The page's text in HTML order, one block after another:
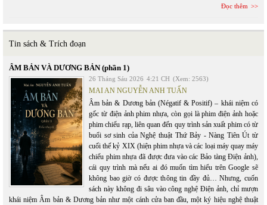
Đọc thêm
Tin sách & Trích đoạn
ÂM BẢN VÀ DƯƠNG BẢN (phần 1)
26 Tháng Sáu 2026 4:21 CH (Xem: 2563)
MAI AN NGUYỄN ANH TUẤN
Âm bản & Dương bản (Négatif & Positif) – khái niệm có
gốc từ điện ảnh phim nhựa, còn gọi là phim điện ảnh hoặc
phim chiếu rạp, liên quan đến quy trình sản xuất phim có từ
buổi sơ sinh của Nghệ thuật Thứ Bảy - Nàng Tiên Út từ
cuối thế kỷ XIX (hiện phim nhựa và các loại máy quay máy
chiếu phim nhựa đã được đưa vào các Bảo tàng Điện ảnh),
cái quy trình mà nếu ai đó muốn tìm hiểu trên Google sẽ
không bao giờ có được thông tin đầy đủ… Nhưng, cuốn
sách này không đi sâu vào công nghệ Điện ảnh, chỉ mượn
khái niệm Âm bản & Dương bản như một cánh cửa ban đầu, một ký hiệu nghệ thuật